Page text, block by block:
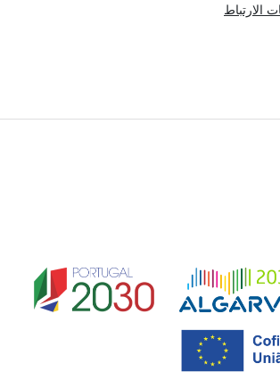
الارتباط